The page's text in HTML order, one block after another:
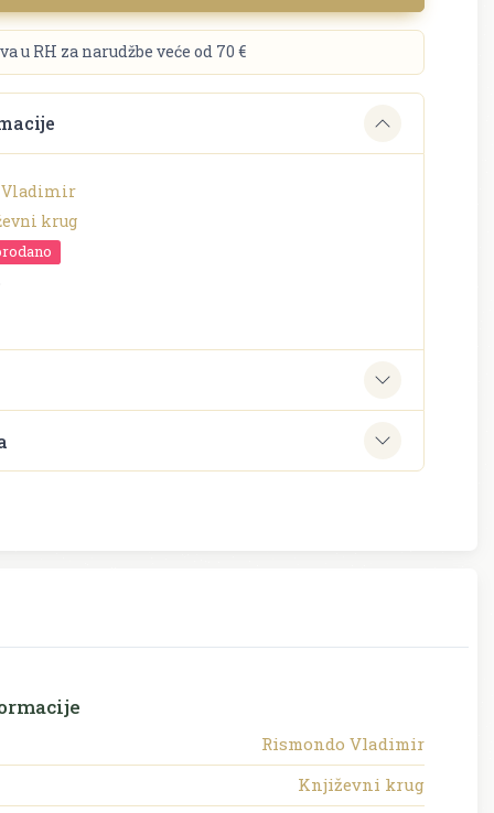
u RH za narudžbe veće od 70 €
Vladimir
krug
Rismondo Vladimir
Književni krug